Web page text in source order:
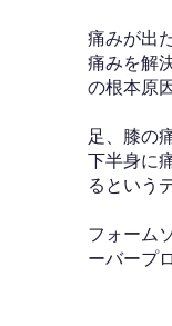
痛みが出
痛みを解
の根本原
足、膝の
下半身に
るという
フォーム
ーバープ